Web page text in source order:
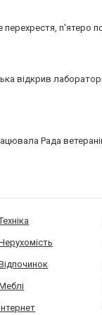
перехрестя, п'ятеро
відкрив
Рада